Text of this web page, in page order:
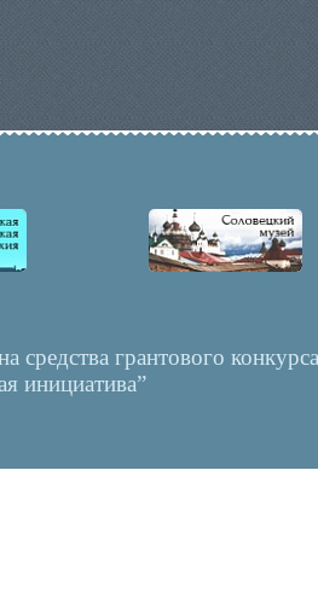
средства грантового конкурса
инициатива”